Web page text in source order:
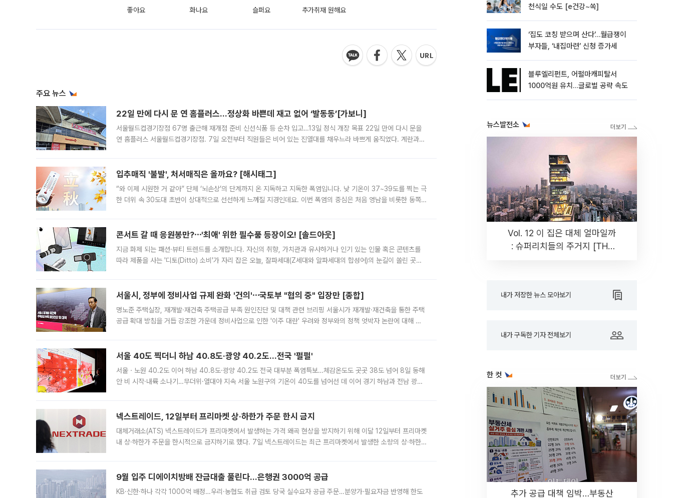
좋아요 화나요 슬퍼요 추가취재 원해요
주요 뉴스
22일 만에 다시 문 연 홈플러스…정상화 바쁜데 재고 없어 ‘발동동’[가보니]
서울월드컵경기장점 67명 출근해 재개점 준비 신선식품 등 순차 입고…13일 정식 개장 목표 22일 만에 다시 문을
연 홈플러스 서울월드컵경기장점. 7일 오전부터 직원들은 비어 있는 진열대를 채우느라 바쁘게 움직였다. 계란과
입추매직 '불발', 처서매직은 올까요? [해시태그]
“와 이제 시원한 거 같아” 단체 ‘뇌손상’의 단계까지 온 지독하고 지독한 폭염입니다. 낮 기온이 37~39도를 찍는 극
한 더위 속 30도대 초반이 상대적으로 선선하게 느껴질 지경인데요. 이번 폭염의 중심은 처음 영남을 비롯한 동쪽
콘서트 갈 때 응원봉만?⋯'최애' 위한 필수품 등장이오! [솔드아웃]
지금 화제 되는 패션·뷰티 트렌드를 소개합니다. 자신의 취향, 가치관과 유사하거나 인기 있는 인물 혹은 콘텐츠를
따라 제품을 사는 '디토(Ditto) 소비'가 자리 잡은 오늘, 잘파세대(Z세대와 알파세대의 합성어)의 눈길이 쏠린 곳은
서울시, 정부에 정비사업 규제 완화 '건의'⋯국토부 "협의 중" 입장만 [종합]
명노준 주택실장, 재개발·재건축 주택공급 부족 원인진단 및 대책 관련 브리핑 서울시가 재개발·재건축을 통한 주택
공급 확대 방침을 거듭 강조한 가운데 정비사업으로 인한 '이주 대란' 우려와 정부와의 정책 엇박자 논란에 대해 정
서울 40도 찍더니 하남 40.8도·광양 40.2도…전국 '펄펄'
서울ㆍ노원 40.2도 이어 하남 40.8도·광양 40.2도 전국 대부분 폭염특보…체감온도도 곳곳 38도 넘어 8일 동해
안 비 시작·내륙 소나기…무더위·열대야 지속 서울 노원구의 기온이 40도를 넘어선 데 이어 경기 하남과 전남 광양
넥스트레이드, 12일부터 프리마켓 상·하한가 주문 한시 금지
대체거래소(ATS) 넥스트레이드가 프리마켓에서 발생하는 가격 왜곡 현상을 방지하기 위해 이달 12일부터 프리마켓
내 상·하한가 주문을 한시적으로 금지하기로 했다. 7일 넥스트레이드는 최근 프리마켓에서 발생한 소량의 상·하한
9월 입주 디에이치방배 잔금대출 풀린다…은행권 3000억 공급
KB·신한·하나 각각 1000억 배정…우리·농협도 취급 검토 당국 실수요자 공급 주문…분양가·필요자금 반영해 한도
천식일 수도 [e건강~쏙]
‘집도 코칭 받으며 산다’…월급쟁이
부자들, ‘내집마련’ 신청 증가세
블루엘리펀트, 어펄마캐피탈서
1000억원 유치…글로벌 공략 속도
뉴스발전소
Vol. 12 이 집은 대체 얼마일까
: 슈퍼리치들의 주거지 [THE
내가 저장한 뉴스 모아보기
내가 구독한 기자 전체보기
한 컷
추가 공급 대책 임박…부동산